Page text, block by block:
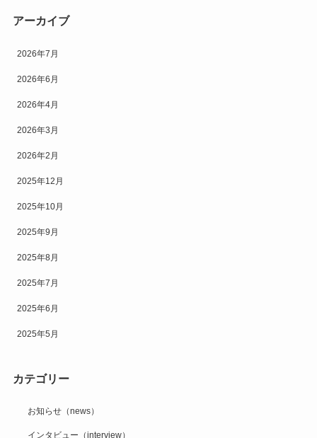
アーカイブ
2026年7月
2026年6月
2026年4月
2026年3月
2026年2月
2025年12月
2025年10月
2025年9月
2025年8月
2025年7月
2025年6月
2025年5月
カテゴリー
お知らせ（news）
インタビュー（interview）